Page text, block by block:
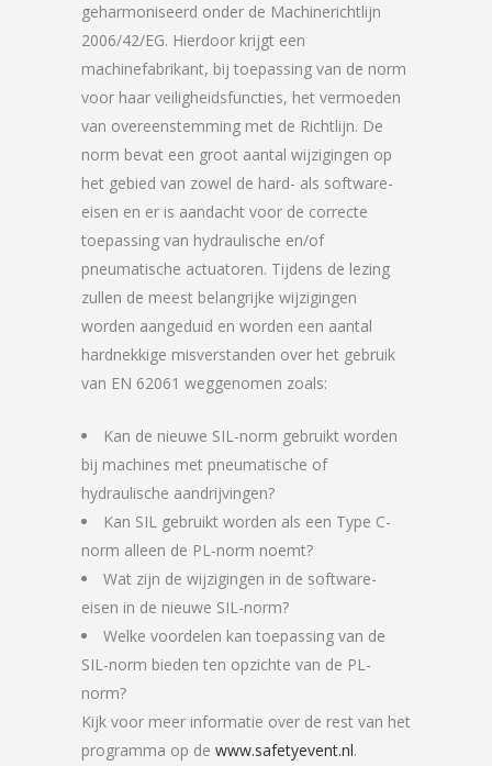
geharmoniseerd onder de Machinerichtlijn
2006/42/EG. Hierdoor krijgt een
machinefabrikant, bij toepassing van de norm
voor haar veiligheidsfuncties, het vermoeden
van overeenstemming met de Richtlijn. De
norm bevat een groot aantal wijzigingen op
het gebied van zowel de hard- als software-
eisen en er is aandacht voor de correcte
toepassing van hydraulische en/of
pneumatische actuatoren. Tijdens de lezing
zullen de meest belangrijke wijzigingen
worden aangeduid en worden een aantal
hardnekkige misverstanden over het gebruik
van EN 62061 weggenomen zoals:
Kan de nieuwe SIL-norm gebruikt worden
bij machines met pneumatische of
hydraulische aandrijvingen?
Kan SIL gebruikt worden als een Type C-
norm alleen de PL-norm noemt?
Wat zijn de wijzigingen in de software-
eisen in de nieuwe SIL-norm?
Welke voordelen kan toepassing van de
SIL-norm bieden ten opzichte van de PL-
norm?
Kijk voor meer informatie over de rest van het
programma op de www.safetyevent.nl.